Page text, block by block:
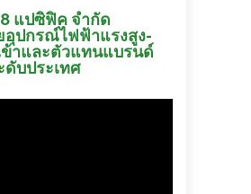
แปซิฟิค จำกัด
อุปกรณ์ไฟฟ้าแรงสูง-
ข้าและตัวแทนแบรนด์
บประเทศ